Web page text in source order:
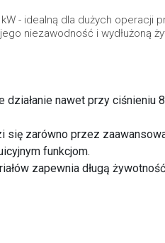
- idealną dla dużych operacji
niezawodność i wydłużoną
nawet przy ciśnieniu
zarówno przez
funkcjom.
zapewnia długą